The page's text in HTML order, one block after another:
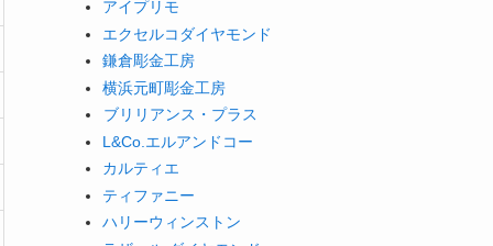
アイプリモ
エクセルコダイヤモンド
鎌倉彫金工房
横浜元町彫金工房
ブリリアンス・プラス
L&Co.エルアンドコー
カルティエ
ティファニー
ハリーウィンストン